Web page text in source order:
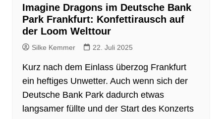
Imagine Dragons im Deutsche Bank
Park Frankfurt: Konfettirausch auf
der Loom Welttour
Silke Kemmer 22. Juli 2025
Kurz nach dem Einlass überzog Frankfurt
ein heftiges Unwetter. Auch wenn sich der
Deutsche Bank Park dadurch etwas
langsamer füllte und der Start des Konzerts